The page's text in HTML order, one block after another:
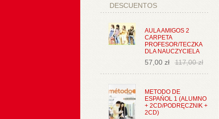
DESCUENTOS
AULA AMIGOS 2
CARPETA
PROFESOR/TECZKA
DLA NAUCZYCIELA
57,00 zł 117,00 zł
METODO DE
ESPAŃOL 1 (ALUMNO
+ 2CD/PODRĘCZNIK +
2CD)